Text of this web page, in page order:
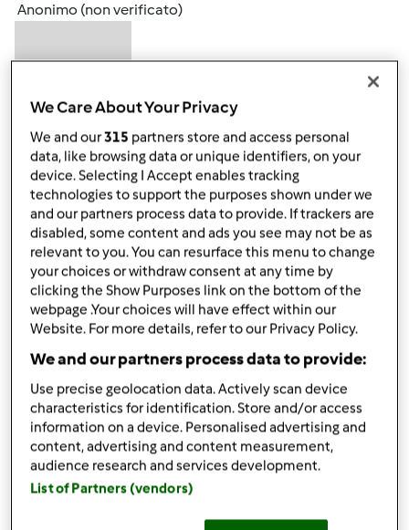
Anonimo (non verificato)
Ven, 04/15/2016 - 17:15
Wow,team e quale sarà la parola da inserire nella ricetta?
Solo contest?
In cima
Accedio registratiper poter commentare
Magat Iscritto : 26.03.2014
Ven, 04/15/2016 - 17:19
finamaria88 wrote:
Wow,team e quale sarà la parola da inserire nella ricetta?
We Care About Your Privacy
We and our315 partners store and access personal
data, like browsing data or unique identifiers, on your
device. Selecting I Accept enables tracking
technologies to support the purposes shown under we
and our partners process data to provide. If trackers are
disabled, some content and ads you see may not be as
relevant to you. You can resurface this menu to change
your choices or withdraw consent at any time by
clicking the Show Purposes link on the bottom of the
webpage .Your choices will have effect within our
Website. For more details, refer to our Privacy Policy.
We and our partners process data to provide:
Use precise geolocation data. Actively scan device
characteristics for identification. Store and/or access
information on a device. Personalised advertising and
content, advertising and content measurement,
audience research and services development.
List of Partners (vendors)